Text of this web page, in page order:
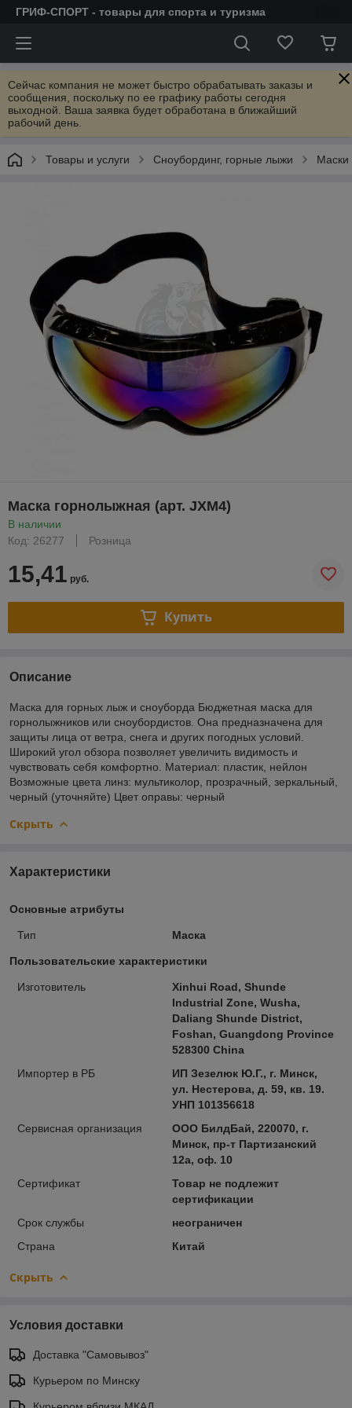
ГРИФ-СПОРТ - товары для спорта и туризма
Сейчас компания не может быстро обрабатывать заказы и
сообщения, поскольку по ее графику работы сегодня
выходной. Ваша заявка будет обработана в ближайший
рабочий день.
Товары и услуги Сноубординг, горные лыжи Маски
Маска горнолыжная (арт. JXM4)
В наличии
Код: 26277
Розница
15,41 руб.
Купить
Описание
Маска для горных лыж и сноуборда Бюджетная маска для
горнолыжников или сноубордистов. Она предназначена для
защиты лица от ветра, снега и других погодных условий.
Широкий угол обзора позволяет увеличить видимость и
чувствовать себя комфортно. Материал: пластик, нейлон
Возможные цвета линз: мультиколор, прозрачный, зеркальный,
черный (уточняйте) Цвет оправы: черный
Скрыть
Характеристики
Основные атрибуты
Тип Маска
Пользовательские характеристики
Изготовитель
Xinhui Road, Shunde
Industrial Zone, Wusha,
Daliang Shunde District,
Foshan, Guangdong Province
528300 China
Импортер в РБ
ИП Зезелюк Ю.Г., г. Минск,
ул. Нестерова, д. 59, кв. 19.
УНП 101356618
Сервисная организация
ООО БилдБай, 220070, г.
Минск, пр-т Партизанский
12а, оф. 10
Сертификат
Товар не подлежит
сертификации
Срок службы
неограничен
Страна
Китай
Скрыть
Условия доставки
Доставка "Самовывоз"
Курьером по Минску